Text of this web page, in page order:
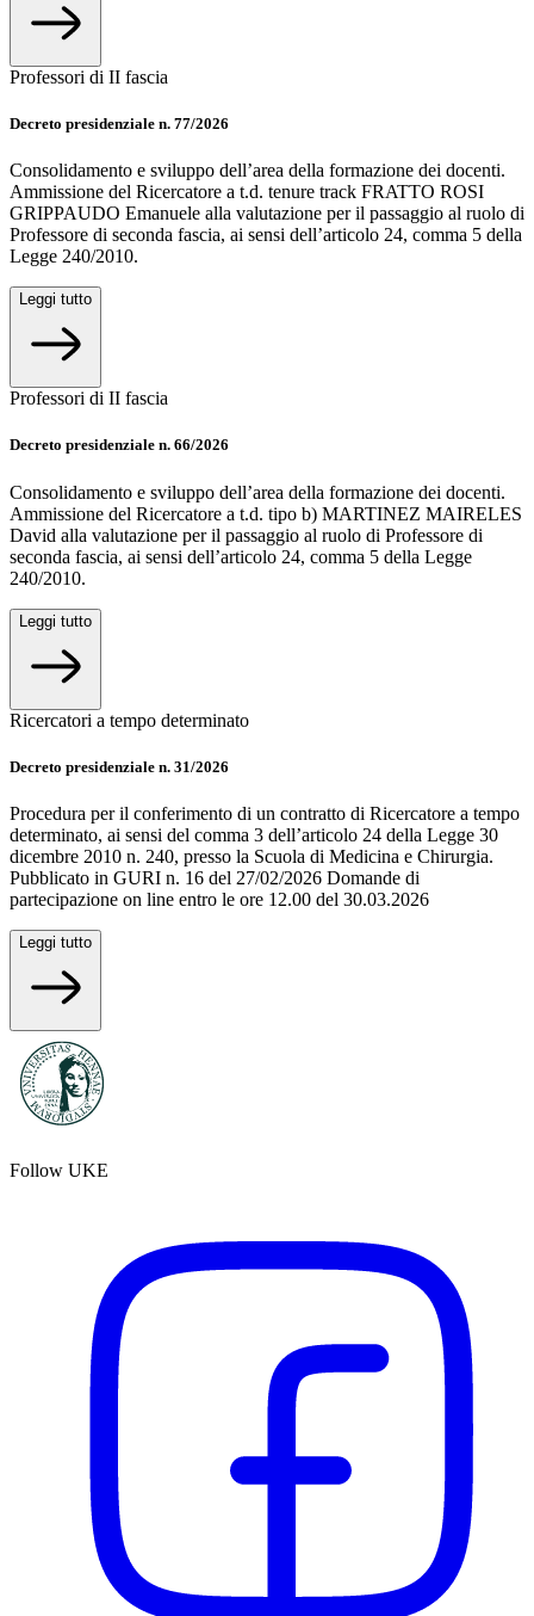
Professori di II fascia
Decreto presidenziale n. 77/2026
Consolidamento e sviluppo dell’area della formazione dei docenti.
Ammissione del Ricercatore a t.d. tenure track FRATTO ROSI
GRIPPAUDO Emanuele alla valutazione per il passaggio al ruolo di
Professore di seconda fascia, ai sensi dell’articolo 24, comma 5 della
Legge 240/2010.
Leggi tutto
Professori di II fascia
Decreto presidenziale n. 66/2026
Consolidamento e sviluppo dell’area della formazione dei docenti.
Ammissione del Ricercatore a t.d. tipo b) MARTINEZ MAIRELES
David alla valutazione per il passaggio al ruolo di Professore di
seconda fascia, ai sensi dell’articolo 24, comma 5 della Legge
240/2010.
Leggi tutto
Ricercatori a tempo determinato
Decreto presidenziale n. 31/2026
Procedura per il conferimento di un contratto di Ricercatore a tempo
determinato, ai sensi del comma 3 dell’articolo 24 della Legge 30
dicembre 2010 n. 240, presso la Scuola di Medicina e Chirurgia.
Pubblicato in GURI n. 16 del 27/02/2026 Domande di
partecipazione on line entro le ore 12.00 del 30.03.2026
Leggi tutto
Follow UKE